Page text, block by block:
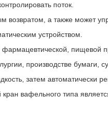
поток.
возвратом, а также может
устройством.
пищевой
производстве бумаги,
затем автоматически
вафельного типа